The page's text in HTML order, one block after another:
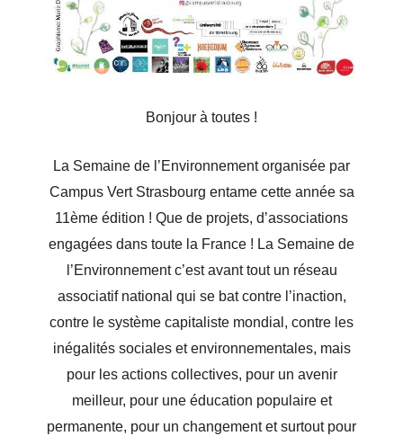
Bonjour à toutes !
La Semaine de l’Environnement organisée par
Campus Vert Strasbourg entame cette année sa
11ème édition ! Que de projets, d’associations
engagées dans toute la France ! La Semaine de
l’Environnement c’est avant tout un réseau
associatif national qui se bat contre l’inaction,
contre le système capitaliste mondial, contre les
inégalités sociales et environnementales, mais
pour les actions collectives, pour un avenir
meilleur, pour une éducation populaire et
permanente, pour un changement et surtout pour